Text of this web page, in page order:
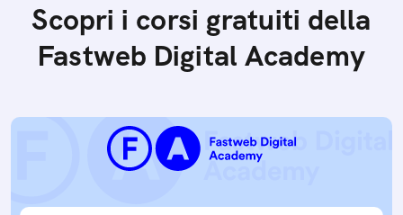
Scopri i corsi gratuiti della
Fastweb Digital Academy